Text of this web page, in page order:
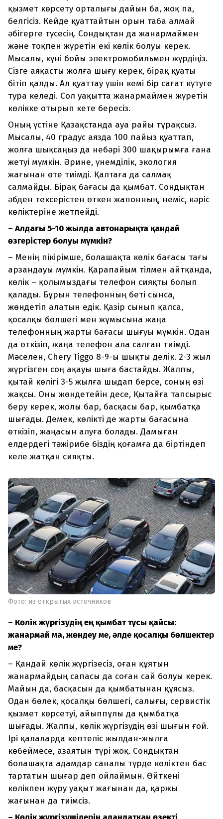
қызмет көрсету орталығы дайын ба, жоқ па,
белгісіз. Кейде қуаттайтын орын таба алмай
әбігерге түсесің. Сондықтан да жанармаймен
және тоқпен жүретін екі көлік болуы керек.
Мысалы, күні бойы электромобильмен жүрдіңіз.
Сізге аяқасты жолға шығу керек, бірақ қуаты
бітіп қалды. Ал қуаттау үшін кемі бір сағат күтуге
тура келеді. Сол уақытта жанармаймен жүретін
көлікке отырып кете бересіз.
Оның үстіне Қазақстанда ауа райы тұрақсыз.
Мысалы, 40 градус аязда 100 пайыз қуаттап,
жолға шықсаңыз да небәрі 300 шақырымға ғана
жетуі мүмкін. Әрине, үнемділік, экология
жағынан өте тиімді. Қалтаға да салмақ
салмайды. Бірақ бағасы да қымбат. Сондықтан
әбден тексерістен өткен жапонның, неміс, кәріс
көліктеріне жетпейді.
– Алдағы 5-10 жылда автонарықта қандай
өзгерістер болуы мүмкін?
– Менің пікірімше, болашақта көлік бағасы тағы
арзандауы мүмкін. Қарапайым тілмен айтқанда,
көлік – қолымыздағы телефон сияқты болып
қалады. Бұрын телефонның беті сынса,
жөндетіп алатын едік. Қазір сынып қалса,
қосалқы бөлшегі мен жұмысына жаңа
телефонның жарты бағасы шығуы мүмкін. Одан
да өткізіп, жаңа телефон ала салған тиімді.
Мәселен, Chery Tiggo 8-9-ы шықты делік. 2-3 жыл
жүргізген соң ақауы шыға бастайды. Жалпы,
қытай көлігі 3-5 жылға шыдап берсе, соның өзі
жақсы. Оны жөндетейін десе, Қытайға тапсырыс
беру керек, жолы бар, басқасы бар, қымбатқа
шығады. Демек, көлікті де жарты бағасына
өткізіп, жаңасын алуға болады. Дамыған
елдердегі тәжірибе біздің қоғамға да біртіндеп
келе жатқан сияқты.
Фото: из открытых источников
– Көлік жүргізудің ең қымбат тұсы қайсы:
жанармай ма, жөндеу ме, әлде қосалқы бөлшектер
ме?
– Қандай көлік жүргізесіз, оған құятын
жанармайдың сапасы да соған сай болуы керек.
Майын да, басқасын да қымбатынан құясыз.
Одан бөлек, қосалқы бөлшегі, салығы, сервистік
қызмет көрсетуі, айыппұлы да қымбатқа
шығады. Жалпы, көлік жүргізудің өзі шығын ғой.
Ірі қалаларда кептеліс жылдан-жылға
көбеймесе, азаятын түрі жоқ. Сондықтан
болашақта адамдар саналы түрде көліктен бас
тартатын шығар деп ойлаймын. Өйткені
көлікпен жүру уақыт жағынан да, қаржы
жағынан да тиімсіз.